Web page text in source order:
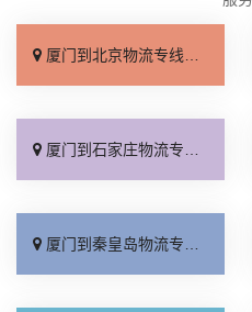
厦门到北京物流专线_直达不中转「送货到门」
厦门到石家庄物流专线_准时准点「多少公里」
厦门到秦皇岛物流专线_高效运输「运保时效」